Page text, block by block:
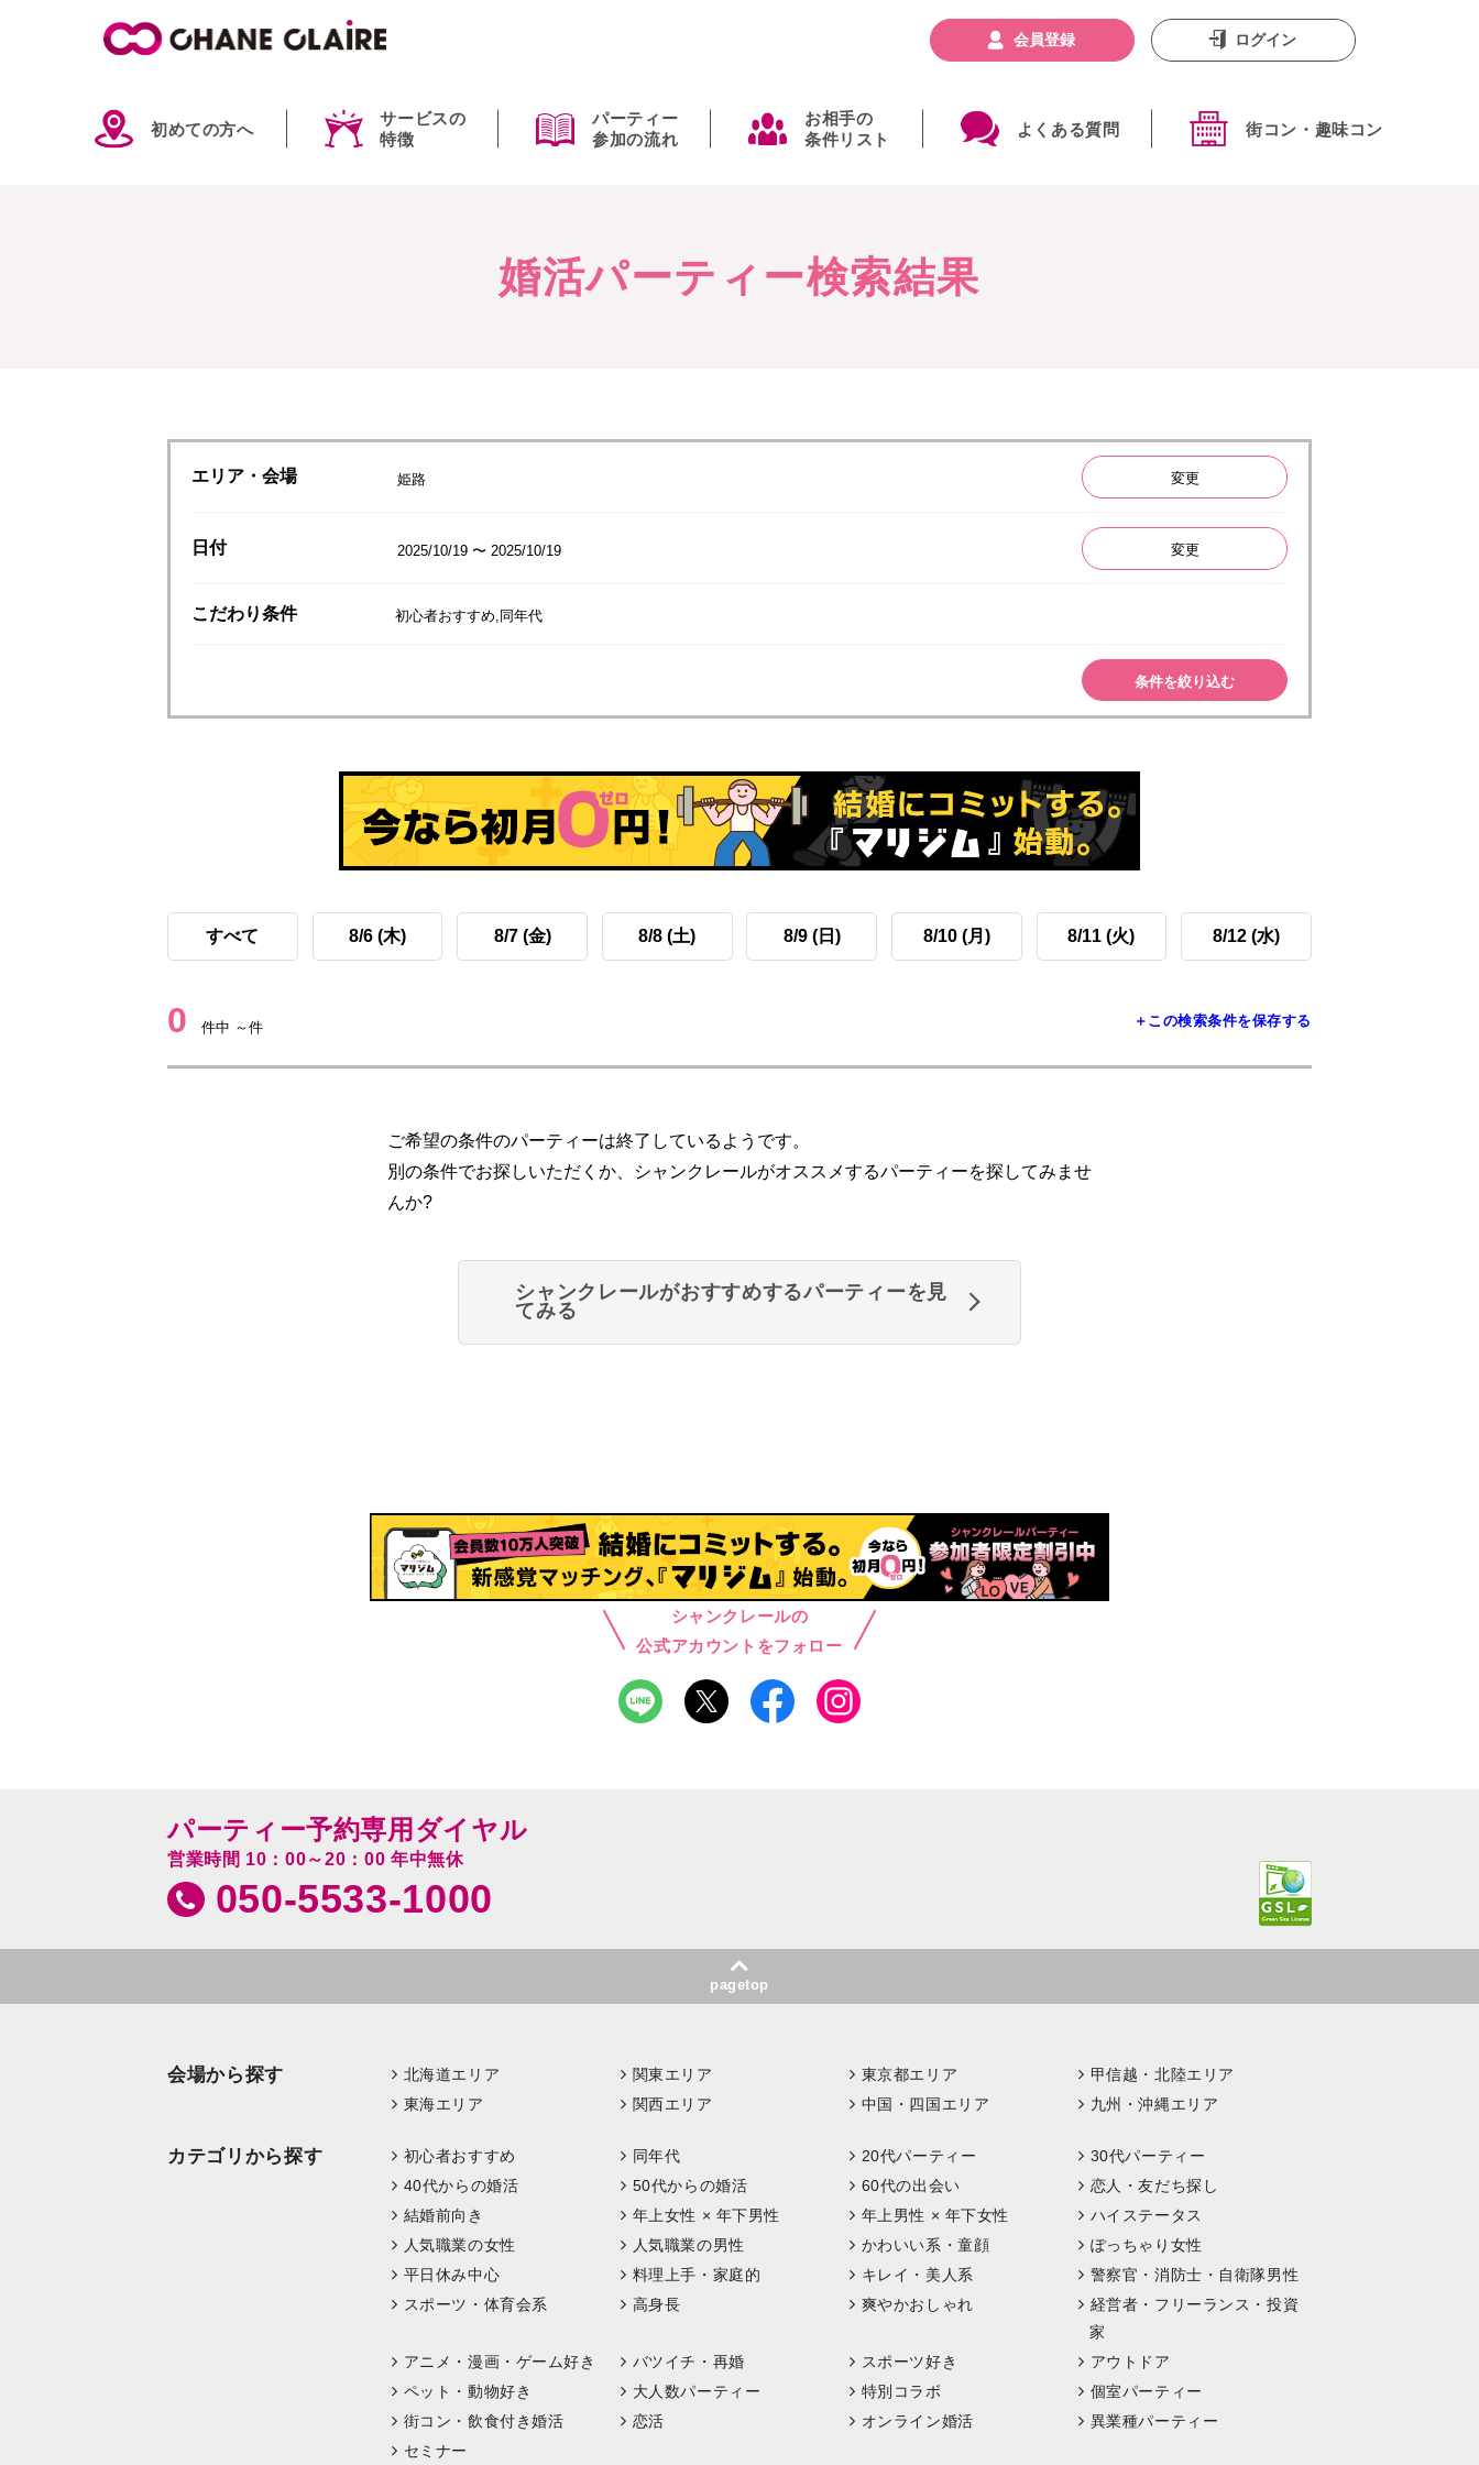
初めての方へ
サービスの
特徴
パーティー
参加の流れ
お相手の
条件リスト
よくある質問 街コン・趣味コン
会員登録 ログイン
婚活パーティー検索結果
エリア・会場 姫路 変更
日付 2025/10/19 〜 2025/10/19 変更
こだわり条件 初心者おすすめ,同年代
条件を絞り込む
すべて 8/6 (木) 8/7 (金) 8/8 (土) 8/9 (日) 8/10 (月) 8/11 (火) 8/12 (水)
0 件中 ～件 ＋この検索条件を保存する
ご希望の条件のパーティーは終了しているようです。
別の条件でお探しいただくか、シャンクレールがオススメするパーティーを探してみませ
んか?
シャンクレールがおすすめするパーティーを見
てみる
シャンクレールの
公式アカウントをフォロー
パーティー予約専用ダイヤル
営業時間 10：00～20：00 年中無休
050-5533-1000
pagetop
会場から探す 北海道エリア 関東エリア 東京都エリア
甲信越・北陸エリア
東海エリア
関西エリア 中国・四国エリア 九州・沖縄エリア
カテゴリから探す 初心者おすすめ 同年代 20代パーティー
30代パーティー
40代からの婚活
50代からの婚活 60代の出会い
恋人・友だち探し
結婚前向き
年上女性 × 年下男性 年上男性 × 年下女性
ハイステータス
人気職業の女性
人気職業の男性 かわいい系・童顔
ぽっちゃり女性
平日休み中心
料理上手・家庭的 キレイ・美人系
警察官・消防士・自衛隊男性
スポーツ・体育会系
高身長 爽やかおしゃれ
経営者・フリーランス・投資
家
アニメ・漫画・ゲーム好き
バツイチ・再婚 スポーツ好き
アウトドア
ペット・動物好き
大人数パーティー 特別コラボ
個室パーティー
街コン・飲食付き婚活
恋活 オンライン婚活
異業種パーティー
セミナー